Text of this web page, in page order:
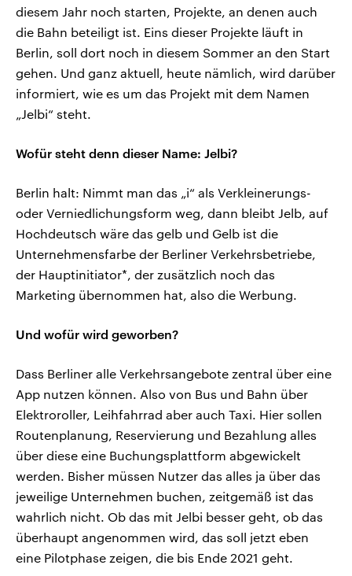
diesem Jahr noch starten, Projekte, an denen auch
die Bahn beteiligt ist. Eins dieser Projekte läuft in
Berlin, soll dort noch in diesem Sommer an den Start
gehen. Und ganz aktuell, heute nämlich, wird darüber
informiert, wie es um das Projekt mit dem Namen
„Jelbi“ steht.
Wofür steht denn dieser Name: Jelbi?
Berlin halt: Nimmt man das „i“ als Verkleinerungs-
oder Verniedlichungsform weg, dann bleibt Jelb, auf
Hochdeutsch wäre das gelb und Gelb ist die
Unternehmensfarbe der Berliner Verkehrsbetriebe,
der Hauptinitiator*, der zusätzlich noch das
Marketing übernommen hat, also die Werbung.
Und wofür wird geworben?
Dass Berliner alle Verkehrsangebote zentral über eine
App nutzen können. Also von Bus und Bahn über
Elektroroller, Leihfahrrad aber auch Taxi. Hier sollen
Routenplanung, Reservierung und Bezahlung alles
über diese eine Buchungsplattform abgewickelt
werden. Bisher müssen Nutzer das alles ja über das
jeweilige Unternehmen buchen, zeitgemäß ist das
wahrlich nicht. Ob das mit Jelbi besser geht, ob das
überhaupt angenommen wird, das soll jetzt eben
eine Pilotphase zeigen, die bis Ende 2021 geht.